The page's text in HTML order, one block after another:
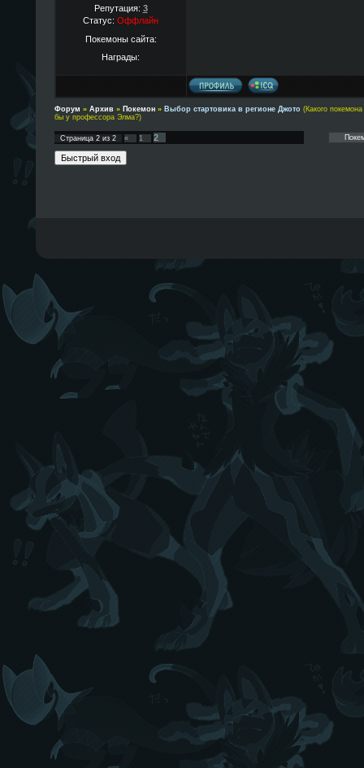
Репутация: 3
Статус: Оффлайн
Покемоны сайта:
Награды:
Форум » Архив » Покемон » Выбор стартовика в регионе Джото (Какого покемона
бы у профессора Элма?)
Страница 2из 2 « 1 2